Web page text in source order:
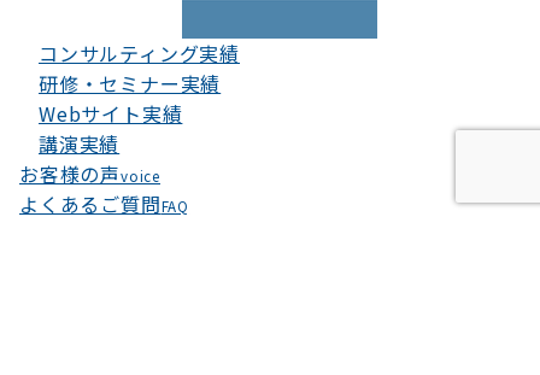
コンサルティング実績
研修・セミナー実績
Webサイト実績
講演実績
お客様の声voice
よくあるご質問FAQ